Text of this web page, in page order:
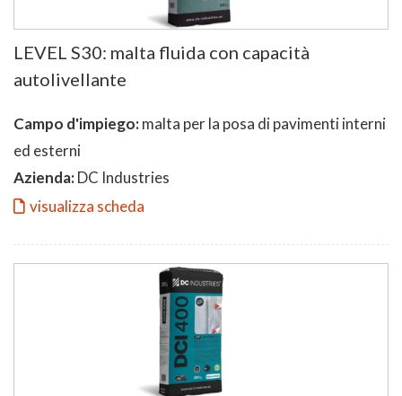
LEVEL S30: malta fluida con capacità
autolivellante
Campo d'impiego:malta per la posa di pavimenti interni
ed esterni
Azienda:DC Industries
visualizza scheda